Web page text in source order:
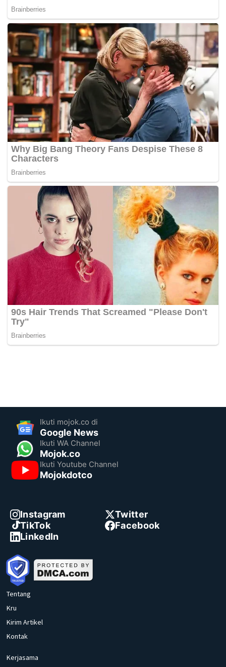
Ikuti mojok.co di
Google News
Ikuti WA Channel
Mojok.co
Ikuti Youtube Channel
Mojokdotco
Instagram
Twitter
TikTok
Facebook
LinkedIn
Tentang
Kru
Kirim Artikel
Kontak
Kerjasama